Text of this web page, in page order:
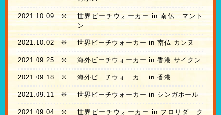
2021.10.09❊
世界ビーチウォーカー in 南仏 マント
ン
2021.10.02 ❊ 世界ビーチウォーカー in 南仏 カンヌ
2021.09.25 ❊ 海外ビーチウォーカー in 香港 サイクン
2021.09.18 ❊ 海外ビーチウォーカー in 香港
2021.09.11❊ 世界ビーチウォーカー in シンガポール
2021.09.04 ❊
世界ビーチウォーカー in フロリダ ク